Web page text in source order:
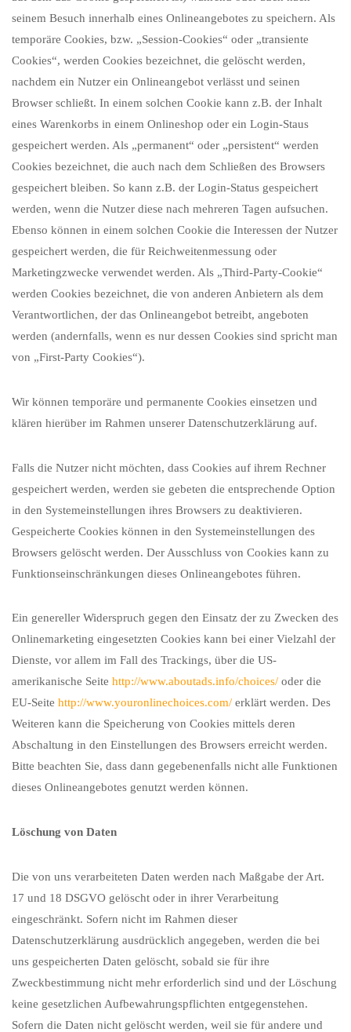
seinem Besuch innerhalb eines Onlineangebotes zu speichern. Als
temporäre Cookies, bzw. „Session-Cookies“ oder „transiente
Cookies“, werden Cookies bezeichnet, die gelöscht werden,
nachdem ein Nutzer ein Onlineangebot verlässt und seinen
Browser schließt. In einem solchen Cookie kann z.B. der Inhalt
eines Warenkorbs in einem Onlineshop oder ein Login-Staus
gespeichert werden. Als „permanent“ oder „persistent“ werden
Cookies bezeichnet, die auch nach dem Schließen des Browsers
gespeichert bleiben. So kann z.B. der Login-Status gespeichert
werden, wenn die Nutzer diese nach mehreren Tagen aufsuchen.
Ebenso können in einem solchen Cookie die Interessen der Nutzer
gespeichert werden, die für Reichweitenmessung oder
Marketingzwecke verwendet werden. Als „Third-Party-Cookie“
werden Cookies bezeichnet, die von anderen Anbietern als dem
Verantwortlichen, der das Onlineangebot betreibt, angeboten
werden (andernfalls, wenn es nur dessen Cookies sind spricht man
von „First-Party Cookies“).
Wir können temporäre und permanente Cookies einsetzen und
klären hierüber im Rahmen unserer Datenschutzerklärung auf.
Falls die Nutzer nicht möchten, dass Cookies auf ihrem Rechner
gespeichert werden, werden sie gebeten die entsprechende Option
in den Systemeinstellungen ihres Browsers zu deaktivieren.
Gespeicherte Cookies können in den Systemeinstellungen des
Browsers gelöscht werden. Der Ausschluss von Cookies kann zu
Funktionseinschränkungen dieses Onlineangebotes führen.
Ein genereller Widerspruch gegen den Einsatz der zu Zwecken des
Onlinemarketing eingesetzten Cookies kann bei einer Vielzahl der
Dienste, vor allem im Fall des Trackings, über die US-
amerikanische Seite http://www.aboutads.info/choices/ oder die
EU-Seite http://www.youronlinechoices.com/ erklärt werden. Des
Weiteren kann die Speicherung von Cookies mittels deren
Abschaltung in den Einstellungen des Browsers erreicht werden.
Bitte beachten Sie, dass dann gegebenenfalls nicht alle Funktionen
dieses Onlineangebotes genutzt werden können.
Löschung von Daten
Die von uns verarbeiteten Daten werden nach Maßgabe der Art.
17 und 18 DSGVO gelöscht oder in ihrer Verarbeitung
eingeschränkt. Sofern nicht im Rahmen dieser
Datenschutzerklärung ausdrücklich angegeben, werden die bei
uns gespeicherten Daten gelöscht, sobald sie für ihre
Zweckbestimmung nicht mehr erforderlich sind und der Löschung
keine gesetzlichen Aufbewahrungspflichten entgegenstehen.
Sofern die Daten nicht gelöscht werden, weil sie für andere und